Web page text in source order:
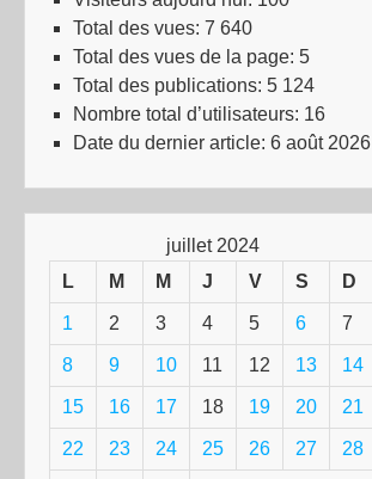
Total des vues: 7 640
Total des vues de la page: 5
Total des publications: 5 124
Nombre total d’utilisateurs: 16
Date du dernier article: 6 août 2026
juillet 2024
L
M M J V S D
1 2 3 4 5 6 7
8 9 10 11 12 13 14
15 16 17 18 19 20 21
22 23 24 25 26 27 28